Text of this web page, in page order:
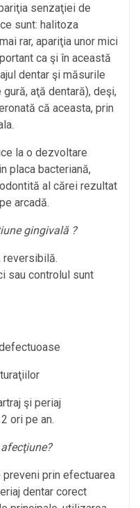
senzaţiei de
sunt: halitoza
rar, apariţia unor mici
ca şi în această
dentar şi măsurile
aţă dentară), deşi,
că aceasta, prin
la o dezvoltare
placa bacteriană,
al cărei rezultat
arcadă.
gingivală ?
reversibilă.
sau controlul sunt
şi periaj
ori pe an.
prin efectuarea
dentar corect